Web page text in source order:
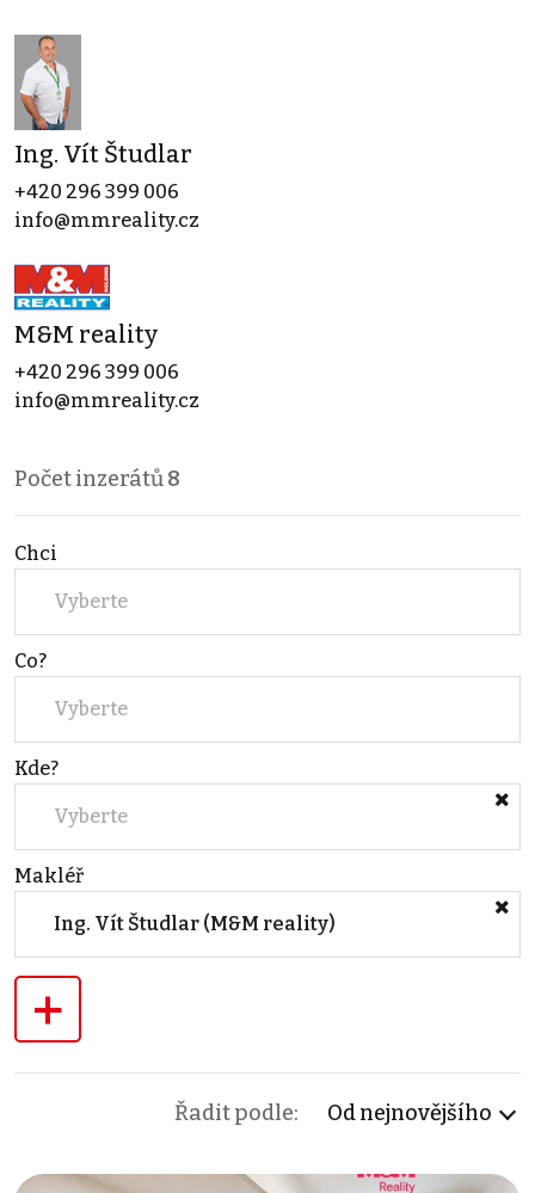
Ing. Vít Študlar
+420 296 399 006
info@mmreality.cz
M&M reality
+420 296 399 006
info@mmreality.cz
Počet inzerátů8
Chci
Vyberte
Co?
Vyberte
Kde?
Vyberte
Makléř
Ing. Vít Študlar (M&M reality)
+
Řadit podle: Od nejnovějšího